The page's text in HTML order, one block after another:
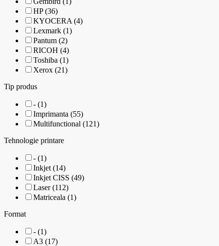
HP (36)
KYOCERA (4)
Lexmark (1)
Pantum (2)
RICOH (4)
Toshiba (1)
Xerox (21)
Tip produs
- (1)
Imprimanta (55)
Multifunctional (121)
Tehnologie printare
- (1)
Inkjet (14)
Inkjet CISS (49)
Laser (112)
Matriceala (1)
Format
- (1)
A3 (17)